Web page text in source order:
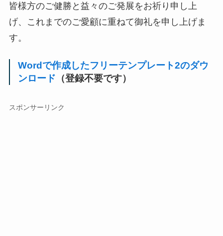
皆様方のご健勝と益々のご発展をお祈り申し上
げ、これまでのご愛顧に重ねて御礼を申し上げま
す。
Wordで作成したフリーテンプレート2のダウ
ンロード （登録不要です）
スポンサーリンク